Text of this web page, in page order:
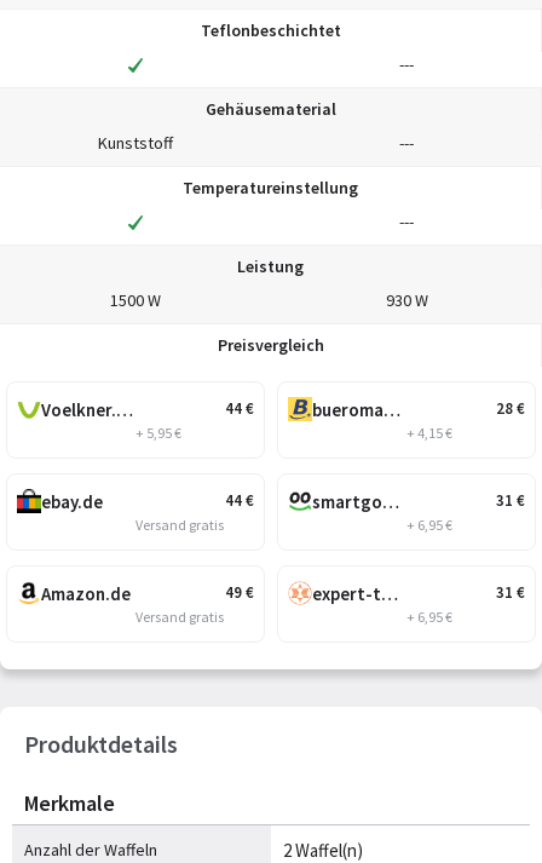
Teflonbeschichtet
---
Gehäusematerial
Kunststoff
---
Temperatureinstellung
---
Leistung
1500 W
930 W
Preisvergleich
44€
Voelkner.de
+ 5,95 €
44€
ebay.de
Versand gratis
49€
Amazon.de
Versand gratis
28€
bueromarkt-ag.de
+ 4,15 €
31 €
smartgoods.de
+ 6,95 €
31 €
expert-technomarkt.de
+ 6,95 €
Produktdetails
Merkmale
Anzahl der Waffeln 2 Waffel(n)